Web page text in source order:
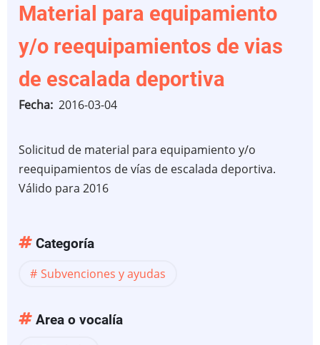
Material para equipamiento
y/o reequipamientos de vias
de escalada deportiva
Fecha 2016-03-04
Solicitud de material para equipamiento y/o
reequipamientos de vías de escalada deportiva.
Válido para 2016
Categoría
Subvenciones y ayudas
Area o vocalía